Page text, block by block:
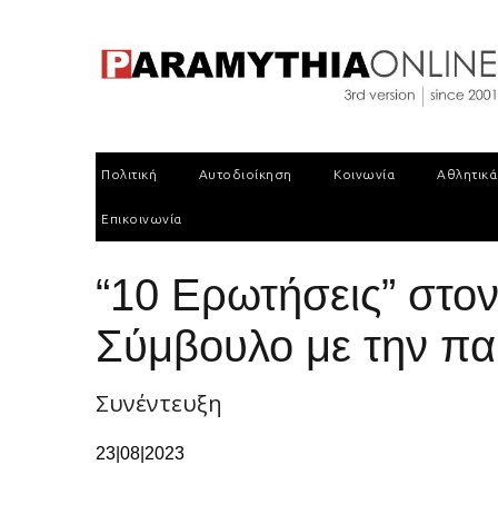
Πολιτική Αυτοδιοίκηση Κοινωνία Αθλητικά
Επικοινωνία
“10 Ερωτήσεις”
Σύμβουλο με την
Συνέντευξη
23|08|2023